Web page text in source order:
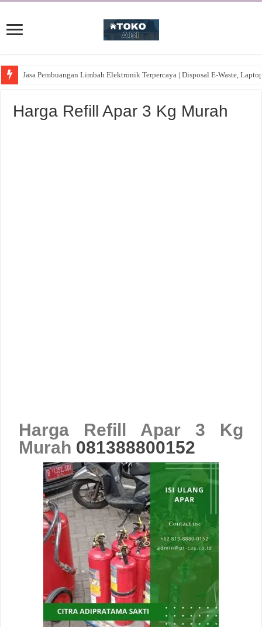
Jasa Pembuangan Limbah Elektronik Terpercaya | Disposal E-Waste,
Harga Refill Apar 3 Kg Murah
Harga Refill Apar 3 Kg
Murah 081388800152